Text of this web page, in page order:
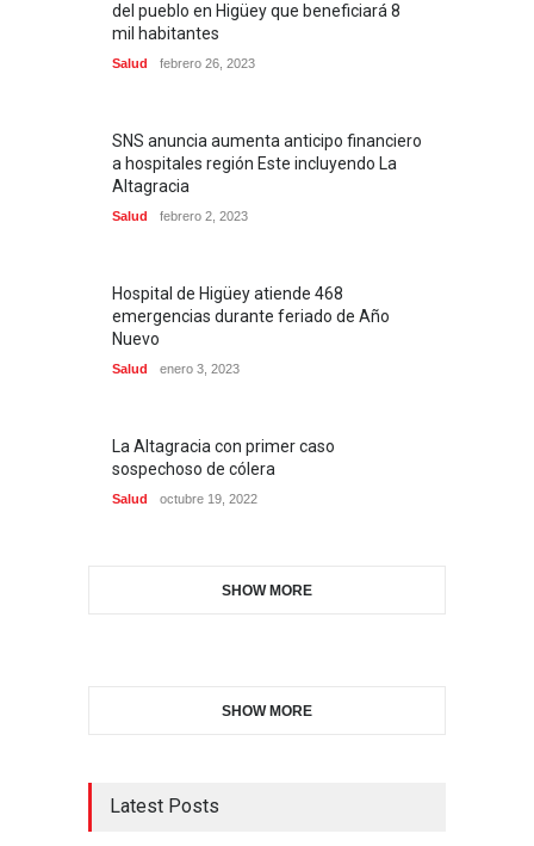
del pueblo en Higüey que beneficiará 8
mil habitantes
Salud febrero 26, 2023
SNS anuncia aumenta anticipo financiero
a hospitales región Este incluyendo La
Altagracia
Salud febrero 2, 2023
Hospital de Higüey atiende 468
emergencias durante feriado de Año
Nuevo
Salud enero 3, 2023
La Altagracia con primer caso
sospechoso de cólera
Salud octubre 19, 2022
SHOW MORE
SHOW MORE
Latest Posts